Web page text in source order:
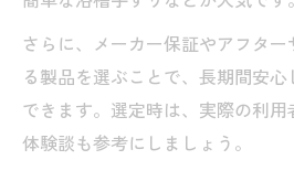
さらに、メーカー保証やアフタ
る製品を選ぶことで、長期間安
できます。選定時は、実際の利
体験談も参考にしましょう。